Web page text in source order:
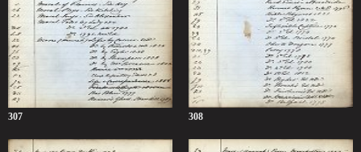
307 308